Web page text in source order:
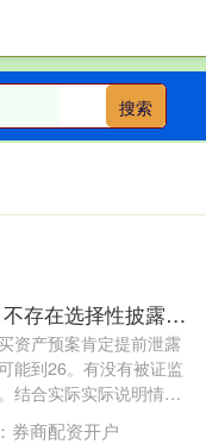
搜索
七星 沙河股份: 不存在选择性披露或内幕信息泄露
资产预案肯定提前泄露
能到26。有没有被证监
结合实际实际说明情
券商配资开户